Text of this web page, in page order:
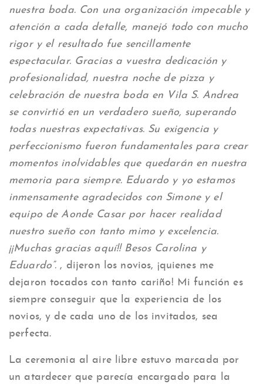
nuestra boda. Con una organización impecable y
atención a cada detalle, manejó todo con mucho
rigor y el resultado fue sencillamente
espectacular. Gracias a vuestra dedicación y
profesionalidad, nuestra noche de pizza y
celebración de nuestra boda en Vila S. Andrea
se convirtió en un verdadero sueño, superando
todas nuestras expectativas. Su exigencia y
perfeccionismo fueron fundamentales para crear
momentos inolvidables que quedarán en nuestra
memoria para siempre. Eduardo y yo estamos
inmensamente agradecidos con Simone y el
equipo de Aonde Casar por hacer realidad
nuestro sueño con tanto mimo y excelencia.
¡¡Muchas gracias aquí!! Besos Carolina y
Eduardo”. , dijeron los novios, ¡quienes me
dejaron tocados con tanto cariño! Mi función es
siempre conseguir que la experiencia de los
novios, y de cada uno de los invitados, sea
perfecta.
La ceremonia al aire libre estuvo marcada por
un atardecer que parecía encargado para la